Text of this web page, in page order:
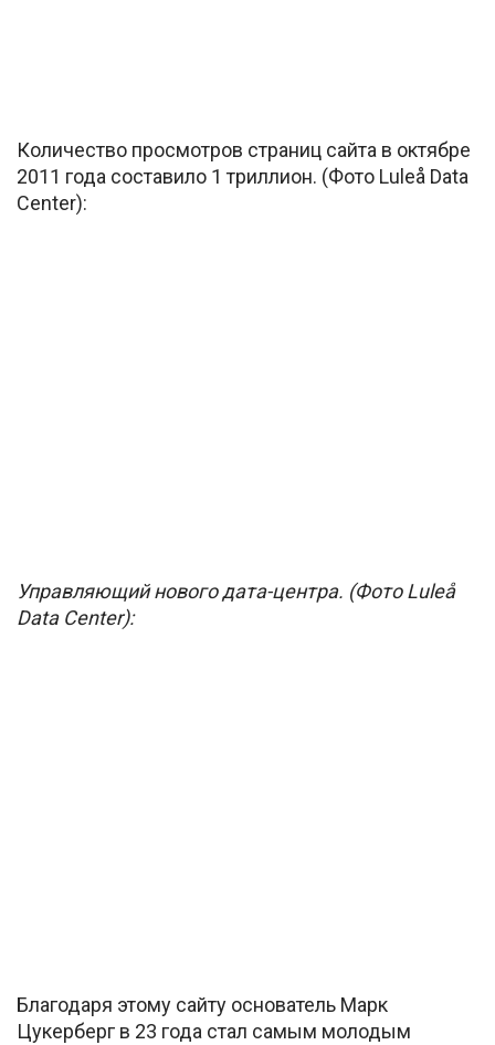
Количество просмотров страниц сайта в октябре
2011 года составило 1 триллион. (Фото Luleå Data
Center):
Управляющий нового дата-центра. (Фото Luleå
Data Center):
Благодаря этому сайту основатель Марк
Цукерберг в 23 года стал самым молодым